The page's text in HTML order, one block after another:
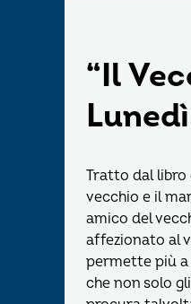
“Il
Tratto dal libro
vecchio e il
amico del
affezionato al
permette più a
che non solo